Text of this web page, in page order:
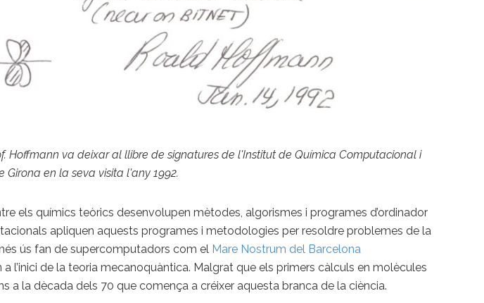
Hoffmann va deixar al llibre de signatures de l'Institut de Química Computacional i
en la seva visita l'any 1992.
els químics teòrics desenvolupen mètodes, algorismes i programes d’ordinador
apliquen aquests programes i metodologies per resoldre problemes de la
ús fan de supercomputadors com el Mare Nostrum del Barcelona
l’inici de la teoria mecanoquàntica. Malgrat que els primers càlculs en molècules
a la dècada dels 70 que comença a créixer aquesta branca de la ciència.